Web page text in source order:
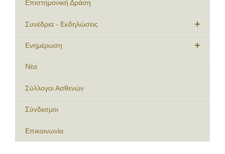
Επιστημονική Δράση
Συνέδρια - Εκδηλώσεις
Ενημέρωση
Νέα
Σύλλογοι Ασθενών
Σύνδεσμοι
Επικοινωνία